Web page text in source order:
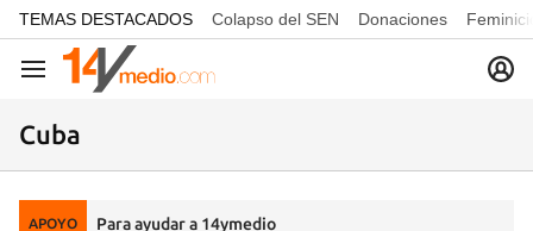
common.go-to-content
TEMAS DESTACADOS Colapso del SEN Donaciones
Navegación
Cuba
APOYO Para ayudar a 14ymedio